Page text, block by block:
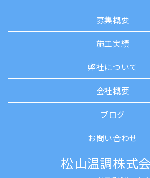
募集概要
施工実績
弊社について
会社概要
ブログ
お問い合わせ
松山温調株式